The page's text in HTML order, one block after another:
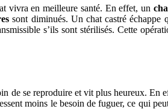
vivra en meilleure santé. En effet, un
sont diminués. Un chat castré échappe
s’ils sont stérilisés. Cette
de se reproduire et vit plus heureux.
moins le besoin de fuguer, ce qui